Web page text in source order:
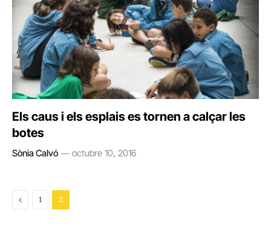
Els caus i els esplais es tornen a calçar les
botes
Sònia Calvó octubre 10, 2016
Previous
1 2